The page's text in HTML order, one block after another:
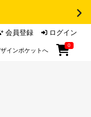
会員登録 ログイン
インポケットへ
0